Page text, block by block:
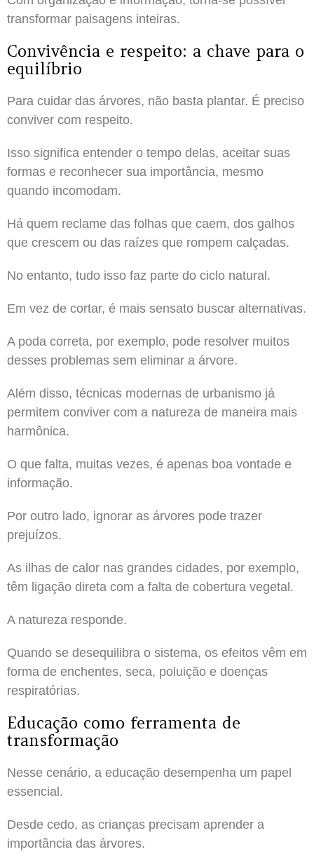
transformar paisagens inteiras.
Convivência e respeito: a chave para o
equilíbrio
Para cuidar das árvores, não basta plantar. É preciso
conviver com respeito.
Isso significa entender o tempo delas, aceitar suas
formas e reconhecer sua importância, mesmo
quando incomodam.
Há quem reclame das folhas que caem, dos galhos
que crescem ou das raízes que rompem calçadas.
No entanto, tudo isso faz parte do ciclo natural.
Em vez de cortar, é mais sensato buscar alternativas.
A poda correta, por exemplo, pode resolver muitos
desses problemas sem eliminar a árvore.
Além disso, técnicas modernas de urbanismo já
permitem conviver com a natureza de maneira mais
harmônica.
O que falta, muitas vezes, é apenas boa vontade e
informação.
Por outro lado, ignorar as árvores pode trazer
prejuízos.
As ilhas de calor nas grandes cidades, por exemplo,
têm ligação direta com a falta de cobertura vegetal.
A natureza responde.
Quando se desequilibra o sistema, os efeitos vêm em
forma de enchentes, seca, poluição e doenças
respiratórias.
Educação como ferramenta de
transformação
Nesse cenário, a educação desempenha um papel
essencial.
Desde cedo, as crianças precisam aprender a
importância das árvores.